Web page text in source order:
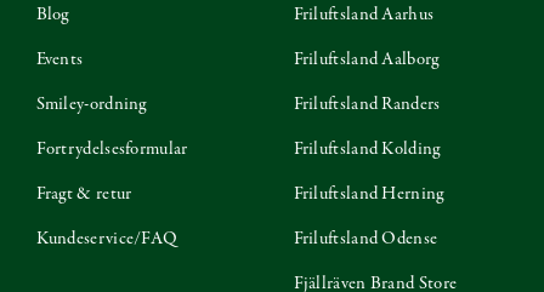
Blog
Events
Smiley-ordning
Fortrydelsesformular
Fragt & retur
Kundeservice/FAQ
Friluftsland Aarhus
Friluftsland Aalborg
Friluftsland Randers
Friluftsland Kolding
Friluftsland Herning
Friluftsland Odense
Fjällräven Brand Store